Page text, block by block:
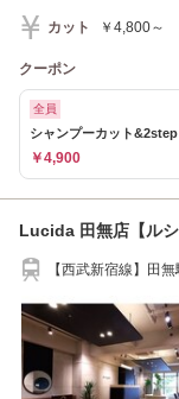
カット ￥4,800～
クーポン
全員
シャンプーカット
￥4,900
Lucida 田無店【ルシ
【西武新宿線】